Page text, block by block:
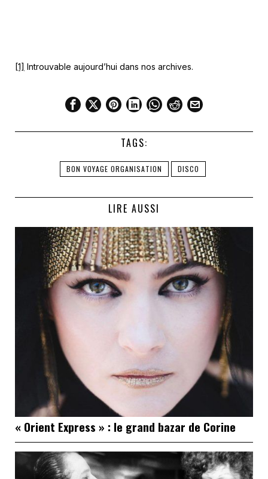
[1] Introuvable aujourd’hui dans nos archives.
TAGS:
BON VOYAGE ORGANISATION DISCO
LIRE AUSSI
« Orient Express » : le grand bazar de Corine